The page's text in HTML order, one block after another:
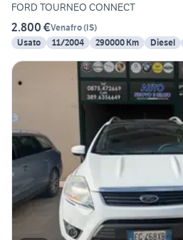
FORD TOURNEO CONNECT
2.800 €Venafro(IS)
Usato
11/2004 290000 Km Diesel